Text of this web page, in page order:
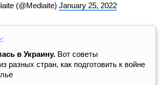
(@Mediaite) January 25, 2022
в Украину. Вот советы
разных стран, как подготовить к войне